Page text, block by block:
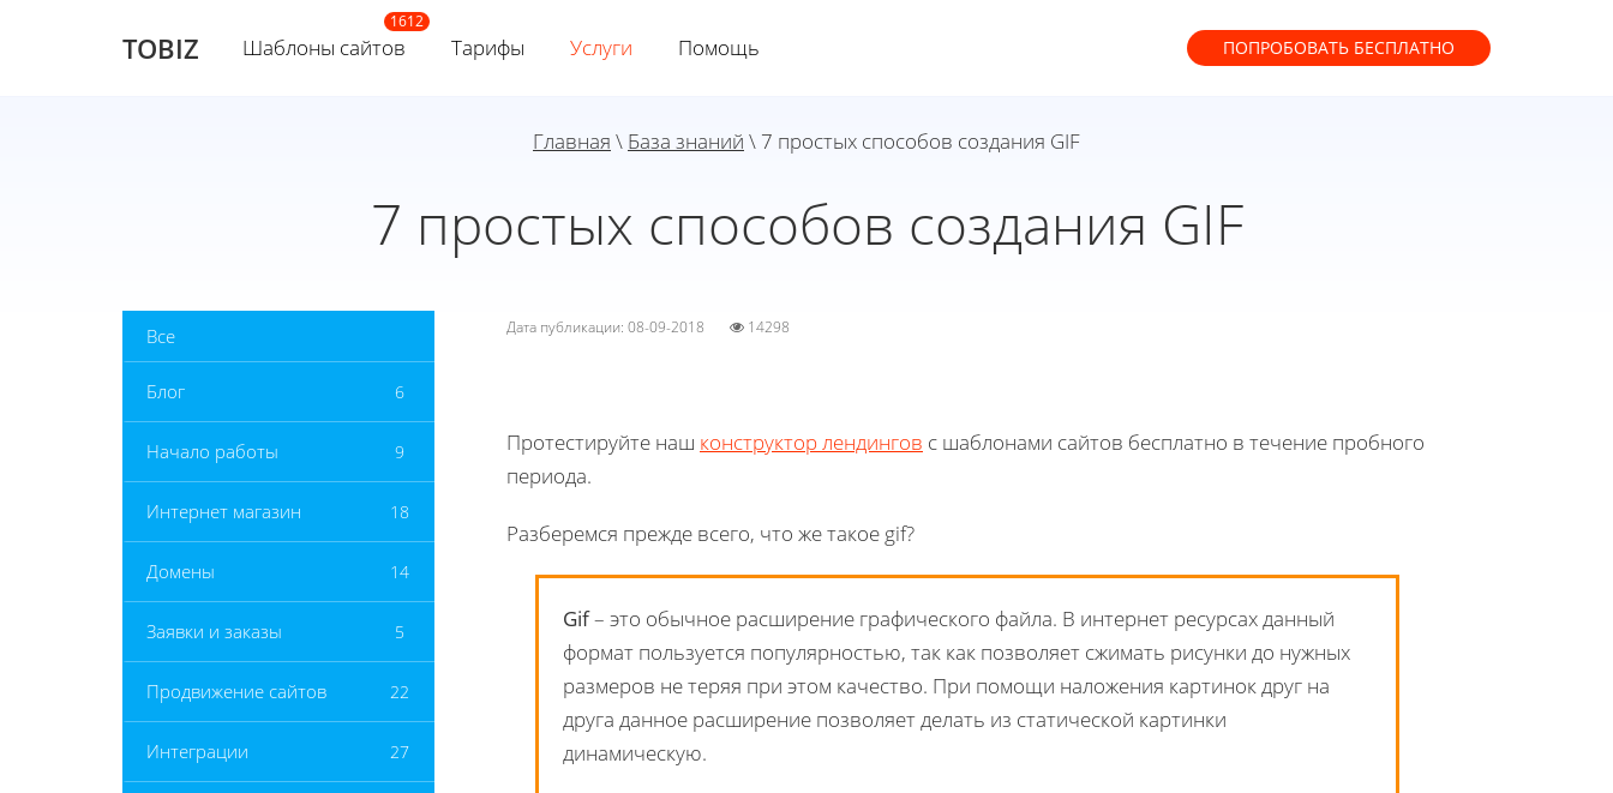
TOBIZ Шаблоны сайтов Тарифы Услуги Помощь ПОПРОБОВАТЬ БЕСПЛАТНО
Главная \ База знаний \ 7 простых способов создания GIF
7 простых способов создания GIF
Все
Блог 6
Начало работы 9
Интернет магазин 18
Домены 14
Заявки и заказы 5
Продвижение сайтов 22
Интеграции 27
Дата публикации: 08-09-2018 14298
Протестируйте наш конструктор лендингов с шаблонами сайтов бесплатно в течение пробного
периода.
Разберемся прежде всего, что же такое gif?
Gif– это обычное расширение графического файла. В интернет ресурсах данный
формат пользуется популярностью, так как позволяет сжимать рисунки до нужных
размеров не теряя при этом качество. При помощи наложения картинок друг на
друга данное расширение позволяет делать из статической картинки
динамическую.